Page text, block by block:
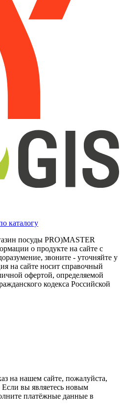
каталогу
посуды PRO)MASTER
о продукте на сайте с
звоните - уточняйте у
на сайте носит справочный
офертой, определяемой
кодекса Российской
на нашем сайте, пожалуйста,
вы являетесь новым
платёжные данные в